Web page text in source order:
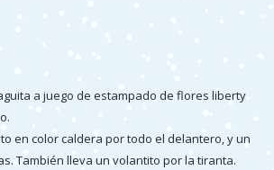
a juego de estampado de flores liberty
en color caldera por todo el delantero, y un
También lleva un volantito por la tiranta.